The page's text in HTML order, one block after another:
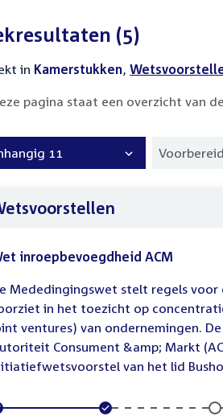
(5)
in actieve
Kamerstukken, verwijder
pagina staat een overzicht van
11
inroepbevoegdheid ACM
Mededingingswet stelt regels voor
in het toezicht op
ventures) van ondernemingen.
Consument &amp; Markt
van het lid